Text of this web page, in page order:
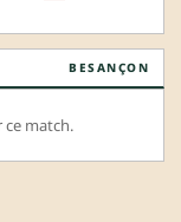
BESANÇON
match.